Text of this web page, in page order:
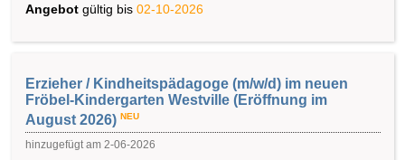
Angebot gültig bis 02-10-2026
Erzieher / Kindheitspädagoge (m/w/d) im neuen
Fröbel-Kindergarten Westville (Eröffnung im
August 2026) NEU
hinzugefügt am 2-06-2026